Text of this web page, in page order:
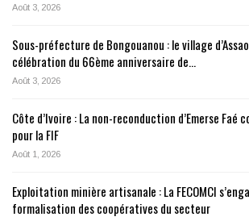
Août 3, 2026
Sous-préfecture de Bongouanou : le village
célébration du 66ème anniversaire de…
Août 3, 2026
Côte d’Ivoire : La non-reconduction d’Emerse Faé
pour la FIF
Août 1, 2026
Exploitation minière artisanale : La FECOMCI
formalisation des coopératives du secteur